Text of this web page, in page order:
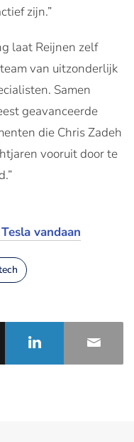
zijn.”
laat Reijnen zelf
van uitzonderlijk
Samen
geavanceerde
die Chris Zadeh
vooruit door te
vandaan